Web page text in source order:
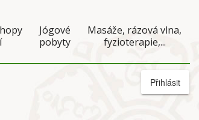
Jógové
pobyty
Masáže, rázová vlna,
fyzioterapie,...
Přihlásit